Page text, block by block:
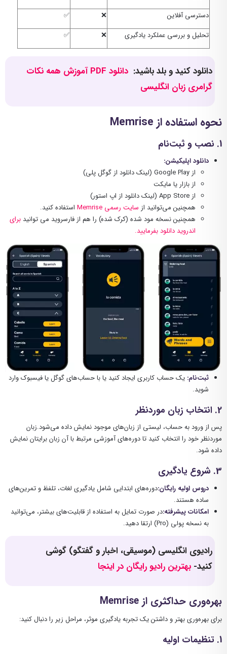
دسترسی آفلاین
❌
✅
تحلیل و بررسی عملکرد یادگیری
❌
✅
دانلود کنید و بلد باشید:
دانلود PDF آموزش همه نکات
گرامری زبان انگلیسی
نحوه استفاده ازMemrise
1. نصب و ثبت‌نام
دانلود اپلیکیشن:
از Google Play(لینک دانلود از گوگل پلی)
از بازار یا مایکت
از App Store(لینک دانلود از اپ استور)
همچنین می‌توانید از سایت رسمی Memrise
استفاده کنید.
همچنین نسخه مود شده (کرک شده) را هم از فارسروید می توانید برای
اندروید دانلود بفرمایید.
ثبت‌نام: یک حساب کاربری ایجاد کنید یا با حساب‌های گوگل یا فیسبوک وارد
شوید.
2. انتخاب زبان موردنظر
پس از ورود به حساب، لیستی از زبان‌های موجود نمایش داده می‌شود.زبان
موردنظر خود را انتخاب کنید تا دوره‌های آموزشی مرتبط با آن زبان برایتان نمایش
داده شود.
3. شروع یادگیری
دروس اولیه رایگان:دوره‌های ابتدایی شامل یادگیری لغات، تلفظ و تمرین‌های
ساده هستند.
امکانات پیشرفته:در صورت تمایل به استفاده از قابلیت‌های بیشتر، می‌توانید
به نسخه پولی (Pro) ارتقا دهید.
رادیوی انگلیسی (موسیقی، اخبار و گفتگو) گوشی
کنید-بهترین رادیو رایگان در اینجا
بهره‌وری حداکثری از
برای بهره‌وری بهتر و داشتن یک تجربه یادگیری موثر، مراحل زیر را دنبال کنید:
1. تنظیمات اولیه